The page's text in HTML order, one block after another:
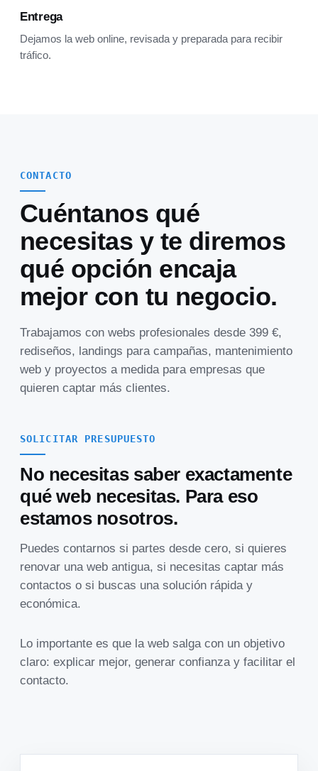
Entrega
Dejamos la web online, revisada y preparada para recibir
tráfico.
CONTACTO
Cuéntanos qué
necesitas y te diremos
qué opción encaja
mejor con tu negocio.
Trabajamos con webs profesionales desde 399 €,
rediseños, landings para campañas, mantenimiento
web y proyectos a medida para empresas que
quieren captar más clientes.
SOLICITAR PRESUPUESTO
No necesitas saber exactamente
qué web necesitas. Para eso
estamos nosotros.
Puedes contarnos si partes desde cero, si quieres
renovar una web antigua, si necesitas captar más
contactos o si buscas una solución rápida y
económica.
Lo importante es que la web salga con un objetivo
claro: explicar mejor, generar confianza y facilitar el
contacto.